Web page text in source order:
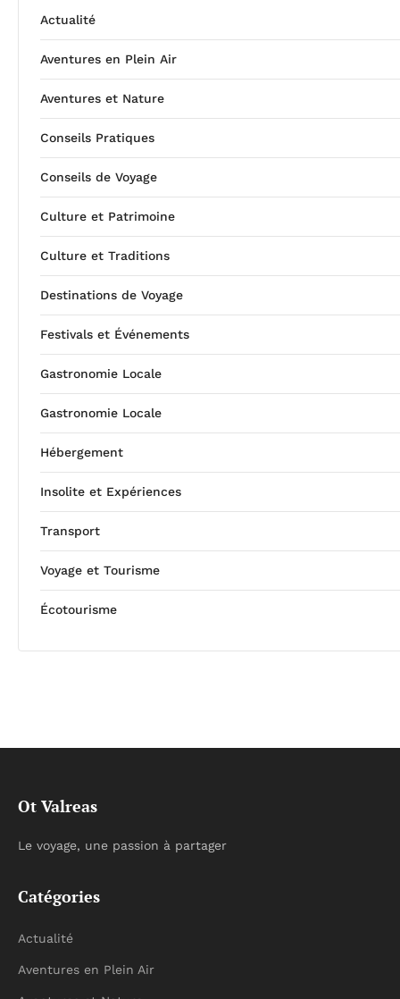
Actualité
Aventures en Plein Air
Aventures et Nature
Conseils Pratiques
Conseils de Voyage
Culture et Patrimoine
Culture et Traditions
Destinations de Voyage
Festivals et Événements
Gastronomie Locale
Gastronomie Locale
Hébergement
Insolite et Expériences
Transport
Voyage et Tourisme
Écotourisme
Ot Valreas
Le voyage, une passion à partager
Catégories
Actualité
Aventures en Plein Air